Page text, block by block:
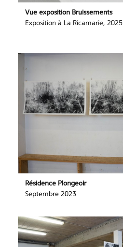
Vue exposition Bruissements
Exposition à La Ricamarie, 2025
Résidence Plongeoir
Septembre 2023